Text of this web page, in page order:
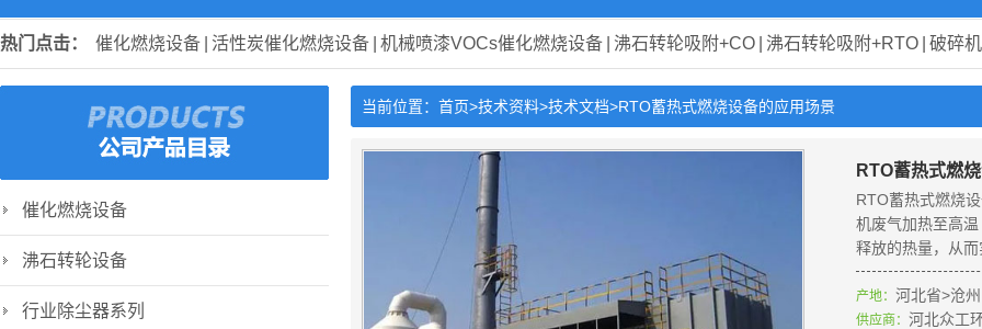
热门点击： 催化燃烧设备 活性炭催化燃烧设备 机械喷漆VOCs催化燃烧设备 沸石转轮吸附+CO 沸石转轮吸附+RTO 破碎
当前位置： 首页>技术资料>技术文档>RTO蓄热式燃烧设备的应用场景
RTO蓄热式燃
RTO蓄热式燃烧
机废气加热至高
释放的热量，从
产地： 河北省>沧州
供应商： 河北众工
催化燃烧设备
沸石转轮设备
行业除尘器系列